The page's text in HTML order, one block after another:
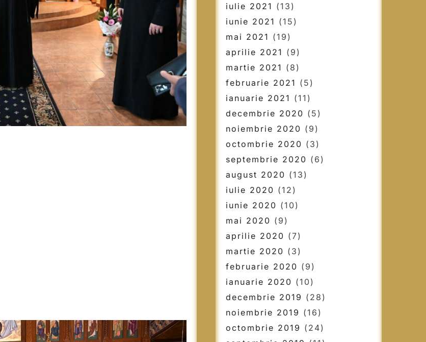
iulie 2021 (13)
iunie 2021 (15)
mai 2021 (19)
aprilie 2021 (9)
martie 2021 (8)
februarie 2021 (5)
ianuarie 2021 (11)
decembrie 2020 (5)
noiembrie 2020 (9)
octombrie 2020 (3)
septembrie 2020 (6)
august 2020 (13)
iulie 2020 (12)
iunie 2020 (10)
mai 2020 (9)
aprilie 2020 (7)
martie 2020 (3)
februarie 2020 (9)
ianuarie 2020 (10)
decembrie 2019 (28)
noiembrie 2019 (16)
octombrie 2019 (24)